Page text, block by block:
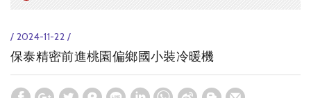
/ 2024-11-22 /
保泰精密前進桃園偏鄉國小裝冷暖機